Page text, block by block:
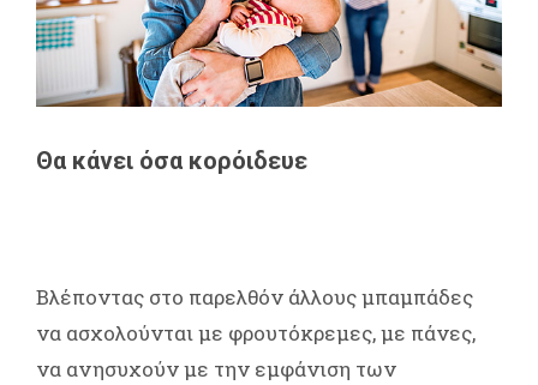
Θα κάνει όσα κορόιδευε
Βλέποντας στο παρελθόν άλλους μπαμπάδες
να ασχολούνται με φρουτόκρεμες, με πάνες,
να ανησυχούν με την εμφάνιση των